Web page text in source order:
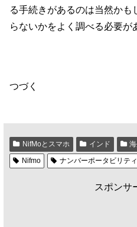
る手続きがあるのは当然かも
らないかをよく調べる必要が
つづく
NifMoとスマホ インド
Nifmo
ナンバーポータビリティ
スポンサ